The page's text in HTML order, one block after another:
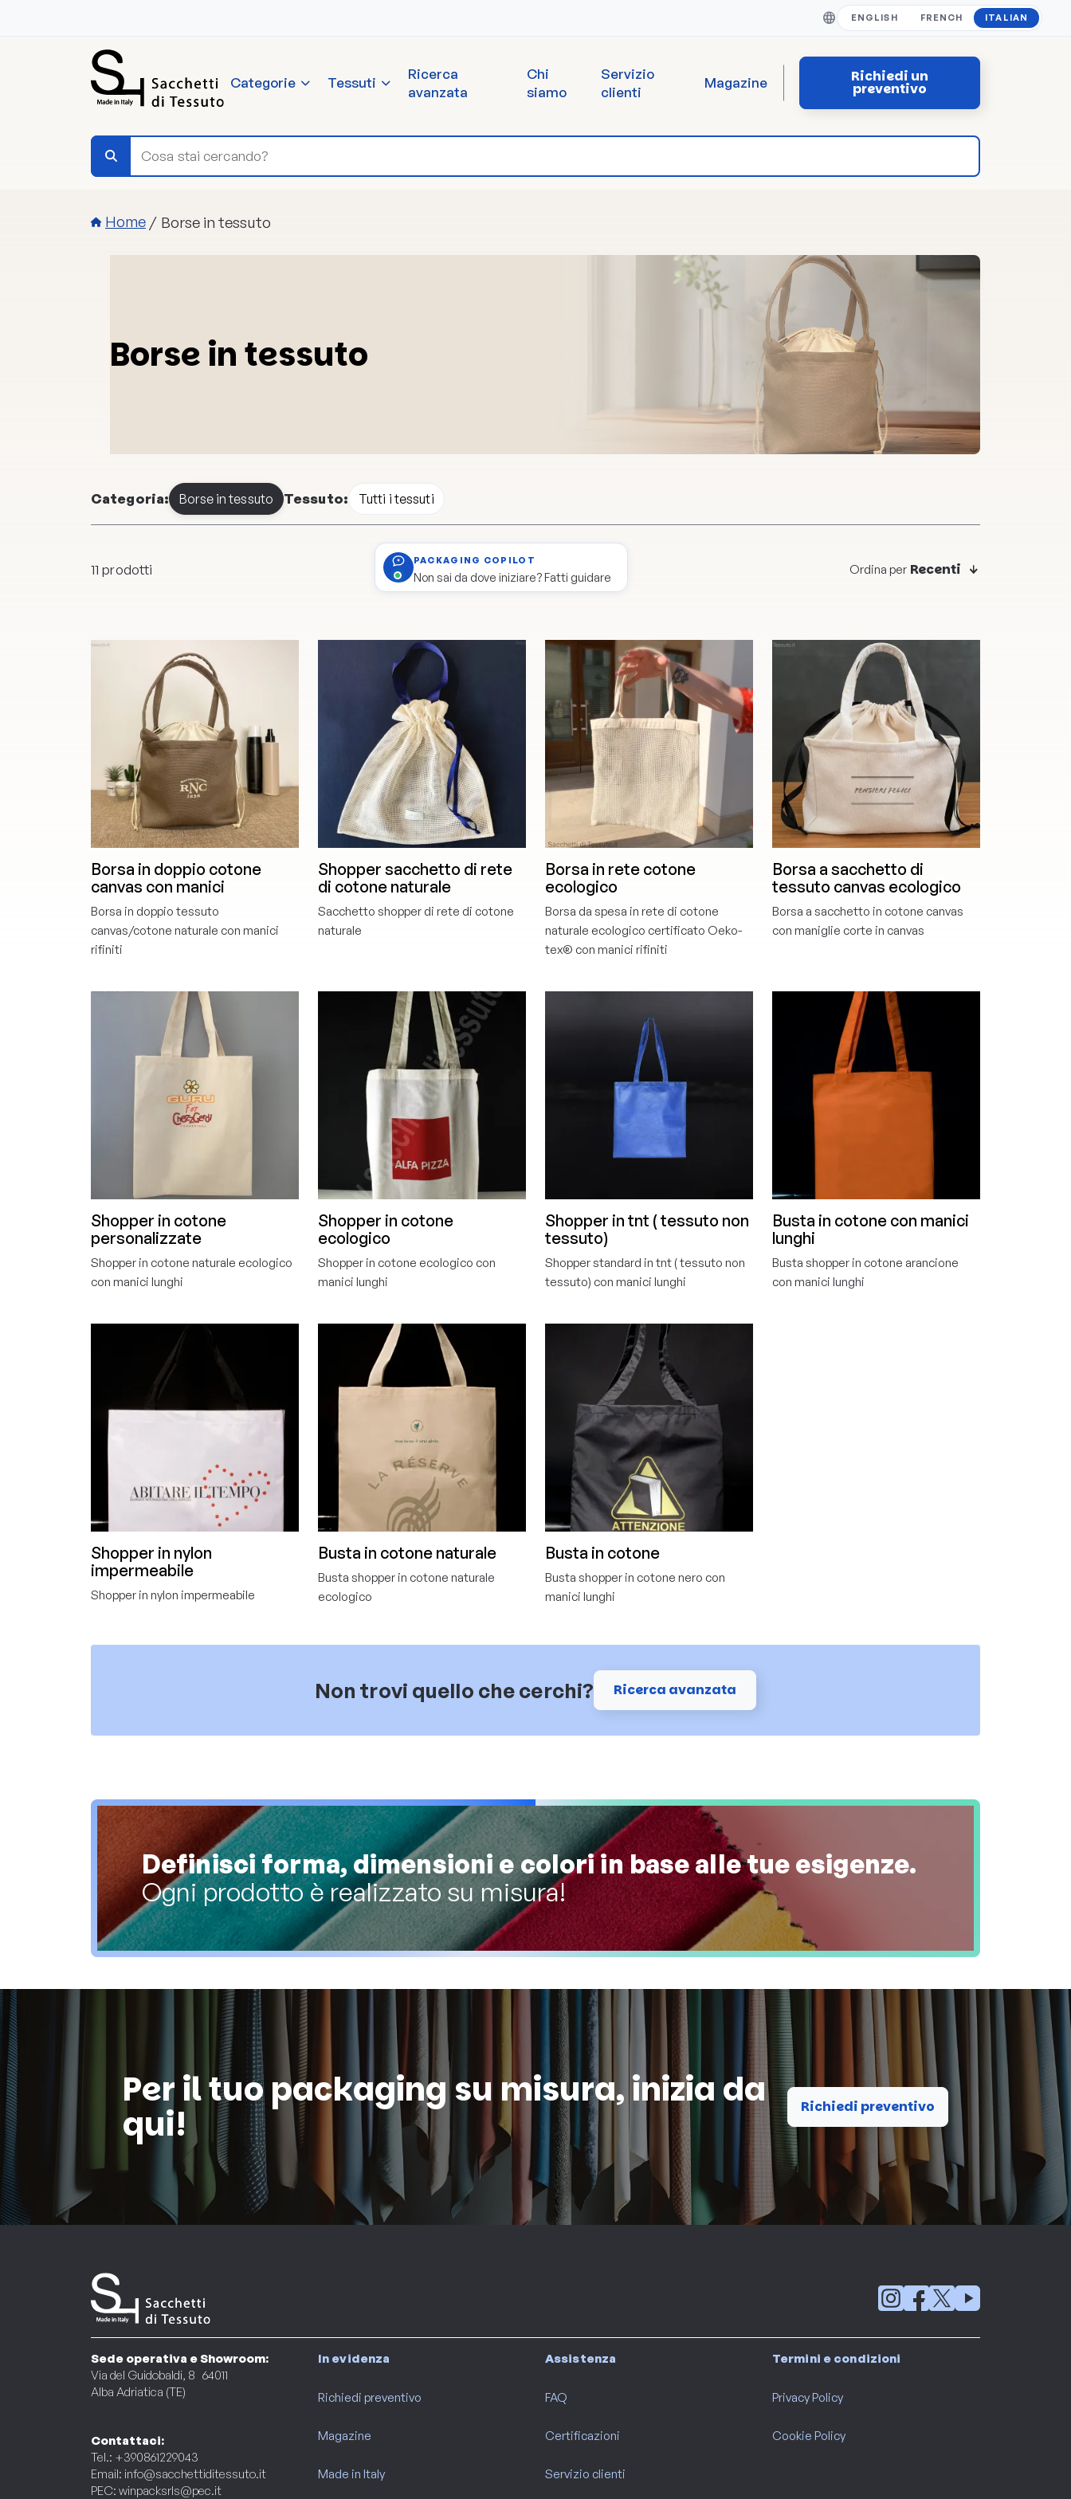
ENGLISH FRENCH ITALIAN
Categorie Tessuti
Ricerca
avanzata
Chi
siamo
Servizio
clienti
Magazine Richiedi un
preventivo
Briciole di pane
Home Borse in tessuto
Borse in tessuto
Categoria: Borse in tessuto Tessuto: Tutti i tessuti
11 prodotti
PACKAGING COPILOT
Non sai da dove iniziare? Fatti guidare Ordina per Recenti
Borsa in doppio cotone
canvas con manici
Borsa in doppio tessuto
canvas/cotone naturale con manici
rifiniti
Shopper sacchetto di rete
di cotone naturale
Sacchetto shopper di rete di cotone
naturale
Borsa in rete cotone
ecologico
Borsa da spesa in rete di cotone
naturale ecologico certificato Oeko-
tex® con manici rifiniti
Borsa a sacchetto di
tessuto canvas ecologico
Borsa a sacchetto in cotone canvas
con maniglie corte in canvas
Shopper in cotone
personalizzate
Shopper in cotone naturale ecologico
con manici lunghi
Shopper in cotone
ecologico
Shopper in cotone ecologico con
manici lunghi
Shopper in tnt ( tessuto non
tessuto)
Shopper standard in tnt ( tessuto non
tessuto) con manici lunghi
Busta in cotone con manici
lunghi
Busta shopper in cotone arancione
con manici lunghi
Shopper in nylon
impermeabile
Shopper in nylon impermeabile
Busta in cotone naturale
Busta shopper in cotone naturale
ecologico
Busta in cotone
Busta shopper in cotone nero con
manici lunghi
Non trovi quello che cerchi? Ricerca avanzata
Definisci forma, dimensioni e colori in base alle tue esigenze.
Ogni prodotto è realizzato su misura!
Per il tuo packaging su misura, inizia da
qui! Richiedi preventivo
Sede operativa e Showroom:
Via del Guidobaldi, 8 64011
Alba Adriatica (TE)
Contattaci:
Tel.: +390861229043
Email: info@sacchettiditessuto.it
PEC: winpacksrls@pec.it
In evidenza
Richiedi preventivo
Magazine
Made in Italy
Assistenza
FAQ
Certificazioni
Servizio clienti
Termini e condizioni
Privacy Policy
Cookie Policy